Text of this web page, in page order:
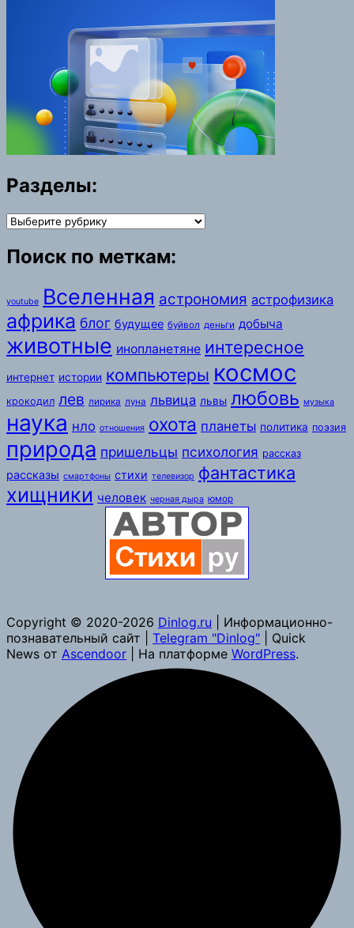
Разделы:
Разделы:
Поиск по меткам:
youtube Вселенная астрономия астрофизика
африка блог будущее буйвол деньги добыча
животные инопланетяне интересное
интернет истории компьютеры космос
крокодил лев лирика луна львица львы любовь музыка
наука нло отношения охота планеты политика поэзия
природа пришельцы психология рассказ
рассказы смартфоны стихи телевизор фантастика
хищники человек черная дыра юмор
Copyright © 2020-2026 Dinlog.ru | Информационно-
познавательный сайт | Telegram "Dinlog" | Quick
News от Ascendoor | На платформе WordPress.